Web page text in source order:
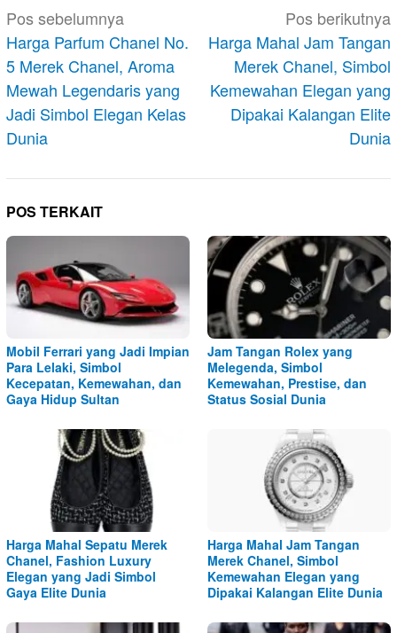
Navigasi
pos
Pos sebelumnya
Harga Parfum Chanel No.
5 Merek Chanel, Aroma
Mewah Legendaris yang
Jadi Simbol Elegan Kelas
Dunia
Pos berikutnya
Harga Mahal Jam Tangan
Merek Chanel, Simbol
Kemewahan Elegan yang
Dipakai Kalangan Elite
Dunia
POS TERKAIT
Mobil Ferrari yang Jadi Impian
Para Lelaki, Simbol
Kecepatan, Kemewahan, dan
Gaya Hidup Sultan
Jam Tangan Rolex yang
Melegenda, Simbol
Kemewahan, Prestise, dan
Status Sosial Dunia
Harga Mahal Sepatu Merek
Chanel, Fashion Luxury
Elegan yang Jadi Simbol
Gaya Elite Dunia
Harga Mahal Jam Tangan
Merek Chanel, Simbol
Kemewahan Elegan yang
Dipakai Kalangan Elite Dunia